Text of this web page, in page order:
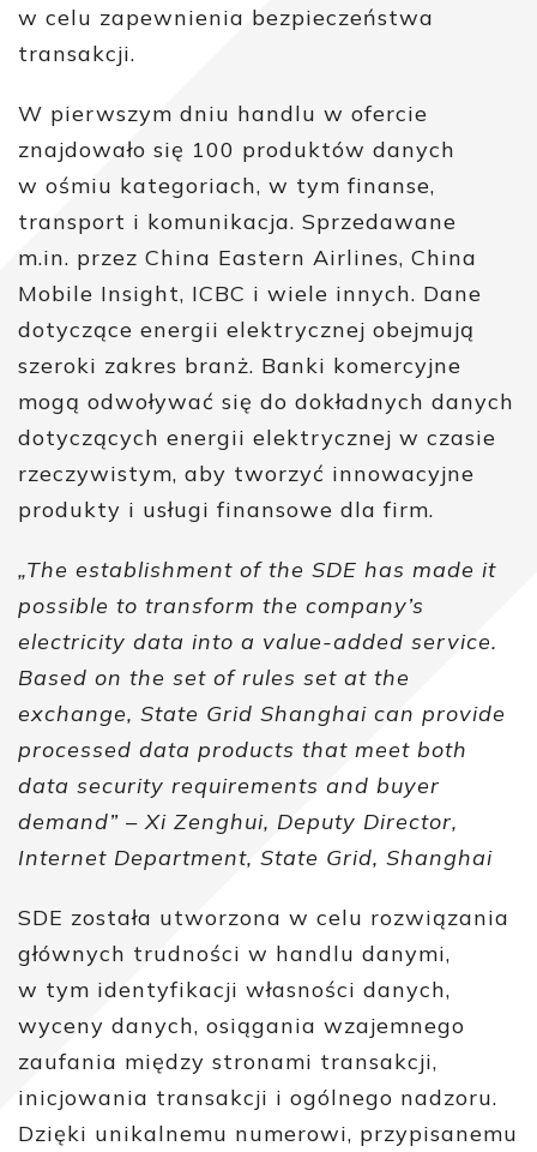
w celu zapewnienia bezpieczeństwa
transakcji.
W pierwszym dniu handlu w ofercie
znajdowało się 100 produktów danych
w ośmiu kategoriach, w tym finanse,
transport i komunikacja. Sprzedawane
m.in. przez China Eastern Airlines, China
Mobile Insight, ICBC i wiele innych. Dane
dotyczące energii elektrycznej obejmują
szeroki zakres branż. Banki komercyjne
mogą odwoływać się do dokładnych danych
dotyczących energii elektrycznej w czasie
rzeczywistym, aby tworzyć innowacyjne
produkty i usługi finansowe dla firm.
„The establishment of the SDE has made it
possible to transform the company’s
electricity data into a value-added service.
Based on the set of rules set at the
exchange, State Grid Shanghai can provide
processed data products that meet both
data security requirements and buyer
demand” – Xi Zenghui, Deputy Director,
Internet Department, State Grid, Shanghai
SDE została utworzona w celu rozwiązania
głównych trudności w handlu danymi,
w tym identyfikacji własności danych,
wyceny danych, osiągania wzajemnego
zaufania między stronami transakcji,
inicjowania transakcji i ogólnego nadzoru.
Dzięki unikalnemu numerowi, przypisanemu